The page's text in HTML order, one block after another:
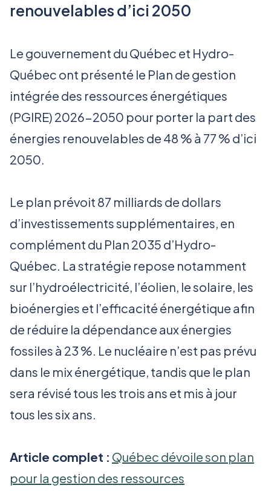
renouvelables d’ici 2050
Le gouvernement du Québec et Hydro-
Québec ont présenté le Plan de gestion
intégrée des ressources énergétiques
(PGIRE) 2026-2050 pour porter la part des
énergies renouvelables de 48 % à 77 % d’ici
2050.
Le plan prévoit 87 milliards de dollars
d’investissements supplémentaires, en
complément du Plan 2035 d’Hydro-
Québec. La stratégie repose notamment
sur l’hydroélectricité, l’éolien, le solaire, les
bioénergies et l’efficacité énergétique afin
de réduire la dépendance aux énergies
fossiles à 23 %. Le nucléaire n’est pas prévu
dans le mix énergétique, tandis que le plan
sera révisé tous les trois ans et mis à jour
tous les six ans.
Article complet : Québec dévoile son plan
pour la gestion des ressources